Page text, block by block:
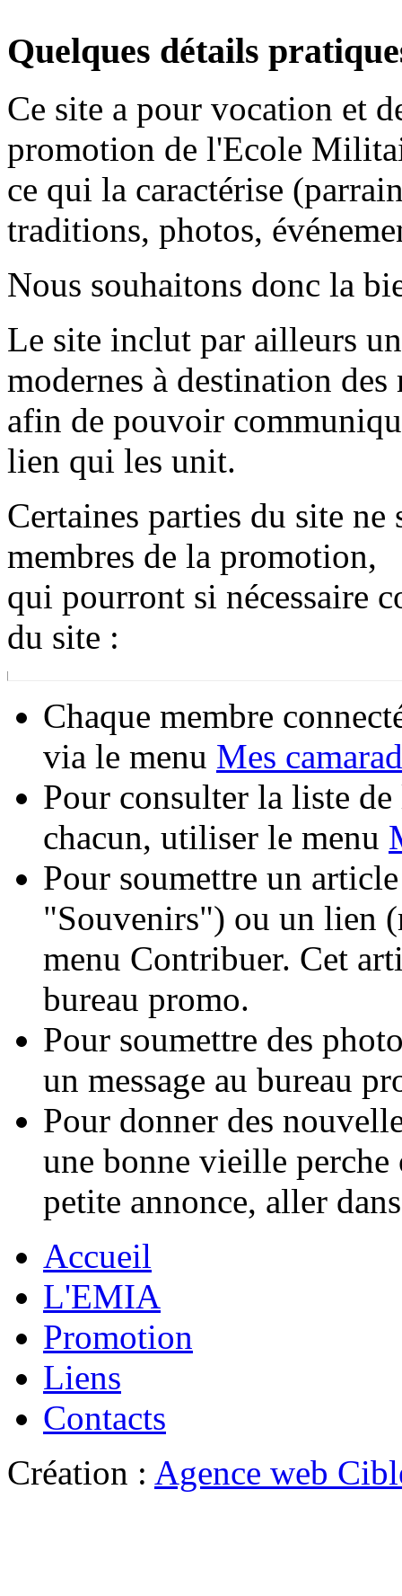
Quelques détails
Ce site a pour vocation et
promotion de l'Ecole
ce qui la caractérise
traditions, photos,
Nous souhaitons donc la
Le site inclut par ailleurs
modernes à destination
afin de pouvoir
lien qui les unit.
Certaines parties du site
membres de la promotion,
qui pourront si nécessaire
du site :
Chaque membre
via le menu Mes
Pour consulter la liste
chacun, utiliser le menu
Pour soumettre un
"Souvenirs") ou un lien
menu Contribuer. Cet
bureau promo.
Pour soumettre des
un message au bureau
Pour donner des
une bonne vieille
petite annonce, aller
Accueil
L'EMIA
Promotion
Liens
Contacts
Création : Agence web